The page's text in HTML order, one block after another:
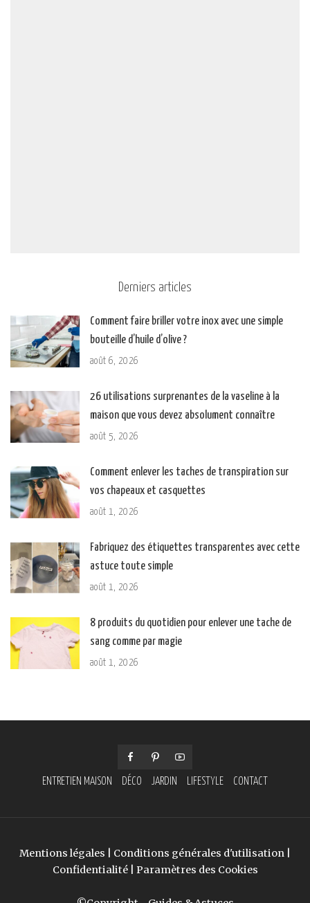
Derniers articles
Comment faire briller votre inox avec une simple
bouteille d’huile d’olive ?
août 6, 2026
26 utilisations surprenantes de la vaseline à la
maison que vous devez absolument connaître
août 5, 2026
Comment enlever les taches de transpiration sur
vos chapeaux et casquettes
août 1, 2026
Fabriquez des étiquettes transparentes avec cette
astuce toute simple
août 1, 2026
8 produits du quotidien pour enlever une tache de
sang comme par magie
août 1, 2026
ENTRETIEN MAISON DÉCO JARDIN LIFESTYLE CONTACT
Mentions légales Conditions générales d'utilisation
Confidentialité| Paramètres des Cookies